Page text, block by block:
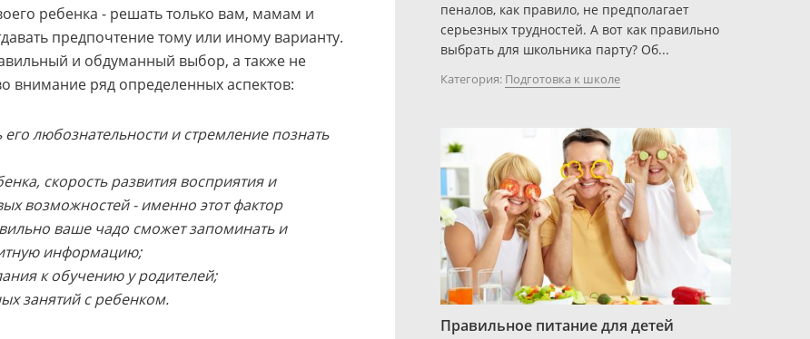
ребенка - решать только вам, мамам и
предпочтение тому или иному варианту.
и обдуманный выбор, а также не
внимание ряд определенных аспектов:
любознательности и стремление познать
скорость развития восприятия и
возможностей - именно этот фактор
ваше чадо сможет запоминать и
информацию;
к обучению у родителей;
занятий с ребенком.
пеналов, как правило, не предполагает
серьезных трудностей. А вот как правильно
выбрать для школьника парту? Об...
Категория: Подготовка к школе
Правильное питание для детей